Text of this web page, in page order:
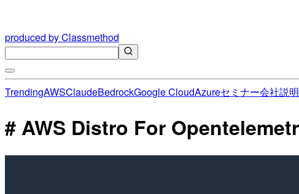
produced by Classmethod
TrendingAWSClaudeBedrockGoogle CloudAzureセミナー会社説
# AWS Distro For